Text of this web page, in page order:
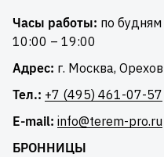
Часы работы: по
10:00 – 19:00
Адрес: г. Москва,
Тел.: +7 (495) 461-07-57
E-mail: info@terem-pro.ru
БРОННИЦЫ